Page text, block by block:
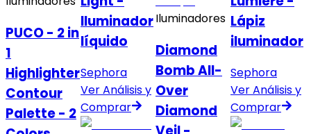
PUCO - 2 in
1
Highlighter
Contour
Palette - 2
Iluminador
líquido
Sephora
Ver Análisis y
Comprar
Iluminadores
Diamond
Bomb All-
Over
Diamond
Lápiz
iluminador
Sephora
Ver Análisis y
Comprar